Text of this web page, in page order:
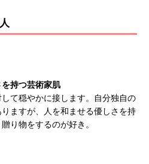
持つ芸術家肌
て穏やかに接します。自分独自の
ますが、人を和ませる優しさを持
り物をするのが好き。